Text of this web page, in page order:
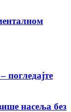
погледајте
насеља без